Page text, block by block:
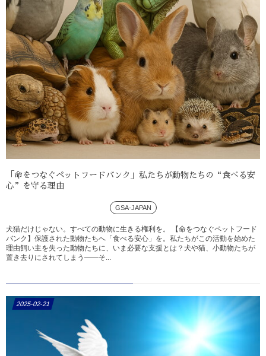
「命をつなぐペットフードバンク」私たちが動物たちの“食べる安
心”を守る理由
GSA-JAPAN
犬猫だけじゃない。すべての動物に生きる権利を。 【命をつなぐペットフード
バンク】保護された動物たちへ「食べる安心」を。私たちがこの活動を始めた
理由飼い主を失った動物たちに、いま必要な支援とは？犬や猫、小動物たちが
置き去りにされてしまう――そ...
2025-02-21